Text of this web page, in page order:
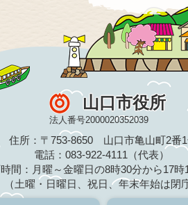
山口市役所
法人番号2000020352039
住所：〒753-8650 山口市亀山町2番
電話：083-922-4111（代表）
間：月曜～金曜日の8時30分から17時
（土曜・日曜日、祝日、年末年始は閉